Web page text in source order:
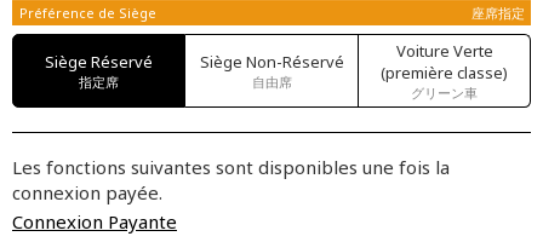
Préférence de Siège 座席指定
Siège Réservé
指定席
Siège Non-Réservé
自由席
Voiture Verte
(première classe)
グリーン車
Les fonctions suivantes sont disponibles une fois la
connexion payée.
Connexion Payante